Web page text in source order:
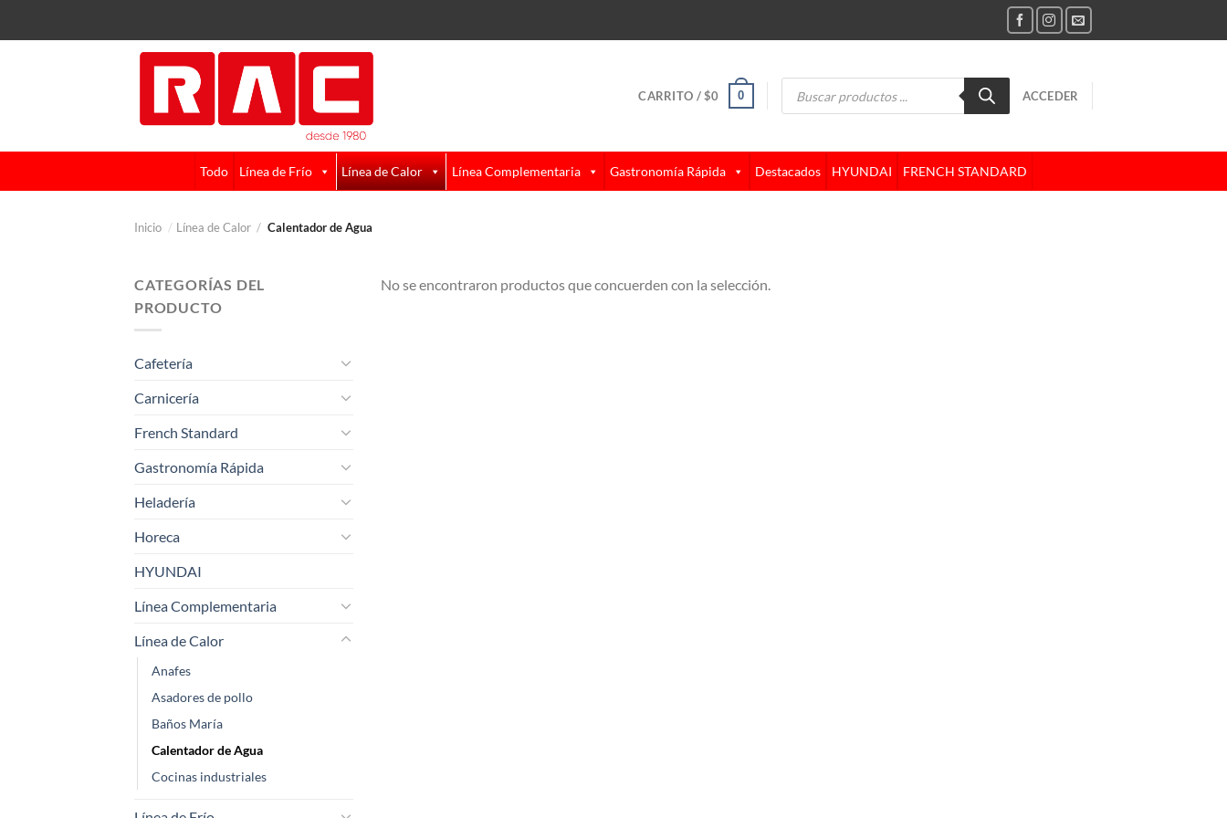
CARRITO /$0 0
Búsqueda
ACCEDER
Todo Línea de Frío Línea de Calor Línea Complementaria Gastronomía Rápida Destacados HYUNDAI FRENCH STANDARD
Inicio / Línea de Calor / Calentador de Agua
CATEGORÍAS DEL
PRODUCTO
Cafetería
Carnicería
French Standard
Gastronomía Rápida
Heladería
Horeca
HYUNDAI
Línea Complementaria
Línea de Calor
Anafes
Asadores de pollo
Baños María
Calentador de Agua
Cocinas industriales
No se encontraron productos que concuerden con la selección.